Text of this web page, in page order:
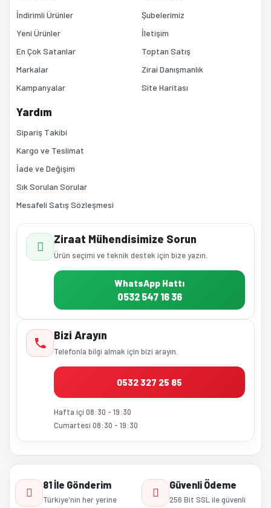
Gönder
İndirimli Ürünler
Yeni Ürünler
En Çok Satanlar
Markalar
Kampanyalar
Şubelerimiz
İletişim
Toptan Satış
Zirai Danışmanlık
Site Haritası
Yardım
Sipariş Takibi
Kargo ve Teslimat
İade ve Değişim
Sık Sorulan Sorular
Mesafeli Satış Sözleşmesi
Ziraat Mühendisimize Sorun
Ürün seçimi ve teknik destek için bize yazın.
WhatsApp Hattı
0532 547 16 36
Bizi Arayın
Telefonla bilgi almak için bizi arayın.
0532 327 25 85
Hafta içi 08:30 - 19:30
Cumartesi 08:30 - 19:30
81 İle Gönderim
Türkiye'nin her yerine
Güvenli Ödeme
256 Bit SSL ile güvenli